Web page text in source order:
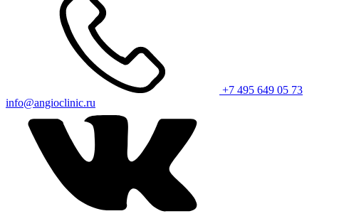
+7 495 649 05 73
info@angioclinic.ru